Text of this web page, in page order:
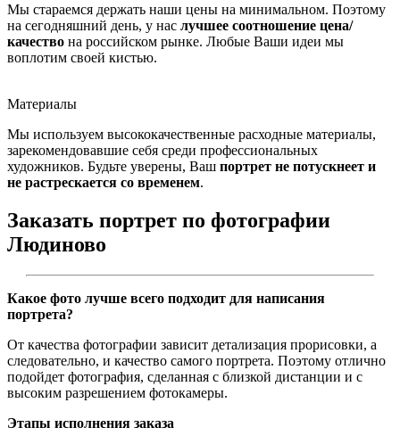
Мы стараемся держать наши цены на минимальном. Поэтому
на сегодняшний день, у нас лучшее соотношение цена/
качество на российском рынке. Любые Ваши идеи мы
воплотим своей кистью.
Материалы
Мы используем высококачественные расходные материалы,
зарекомендовавшие себя среди профессиональных
художников. Будьте уверены, Ваш портрет не потускнеет и
не растрескается со временем.
Заказать портрет по фотографии
Людиново
Какое фото лучше всего подходит для написания
портрета?
От качества фотографии зависит детализация прорисовки, а
следовательно, и качество самого портрета. Поэтому отлично
подойдет фотография, сделанная с близкой дистанции и с
высоким разрешением фотокамеры.
Этапы исполнения заказа